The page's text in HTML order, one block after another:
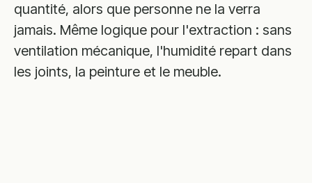
quantité, alors que personne ne la verra
jamais. Même logique pour l'extraction : sans
ventilation mécanique, l'humidité repart dans
les joints, la peinture et le meuble.